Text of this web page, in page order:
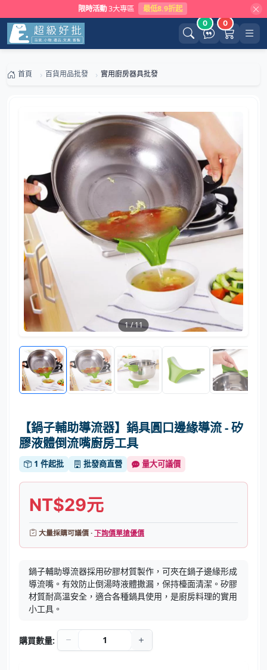
限時活動 3大專區 最低8.9折起
0 0
首頁 百貨用品批發 實用廚房器具批發
1/11
【鍋子輔助導流器】鍋具圓口邊緣導流 - 矽
膠液體倒流嘴廚房工具
1 件起批 批發商直營 量大可議價
NT$29元
大量採購可議價 ·下詢價單搶優價
鍋子輔助導流器採用矽膠材質製作，可夾在鍋子邊緣形成
導流嘴。有效防止倒湯時液體撒漏，保持檯面清潔。矽膠
材質耐高溫安全，適合各種鍋具使用，是廚房料理的實用
小工具。
購買數量: